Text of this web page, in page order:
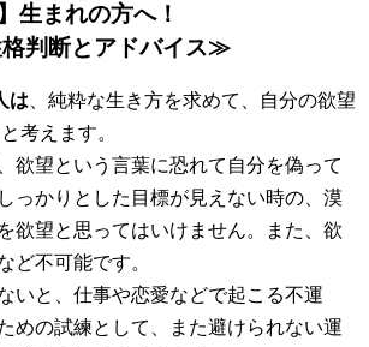
生まれの方へ！
判断とアドバイス≫
は 、純粋な生き方を求めて、自分の欲望
考えます。
欲望という言葉に恐れて自分を偽って
っかりとした目標が見えない時の、漠
欲望と思ってはいけません。また、欲
ど不可能です。
いと、仕事や恋愛などで起こる不運
めの試練として、また避けられない運